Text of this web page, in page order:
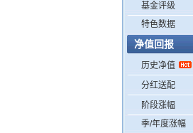
基金评级
特色数据
净值回报
历史净值
分红送配
阶段涨幅
季/年度涨幅